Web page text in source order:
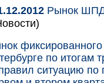
Рынок ШПД
по итогам
ситуацию по